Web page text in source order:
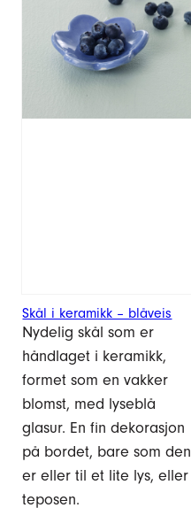
Skål i keramikk – blåveis
Nydelig skål som er
håndlaget i keramikk,
formet som en vakker
blomst, med lyseblå
glasur. En fin dekorasjon
på bordet, bare som den
er eller til et lite lys, eller
teposen.